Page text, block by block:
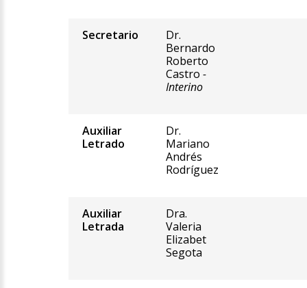
Secretario
Dr.
Bernardo
Roberto
Castro -
Interino
Auxiliar
Letrado
Dr.
Mariano
Andrés
Rodríguez
Auxiliar
Letrada
Dra.
Valeria
Elizabet
Segota